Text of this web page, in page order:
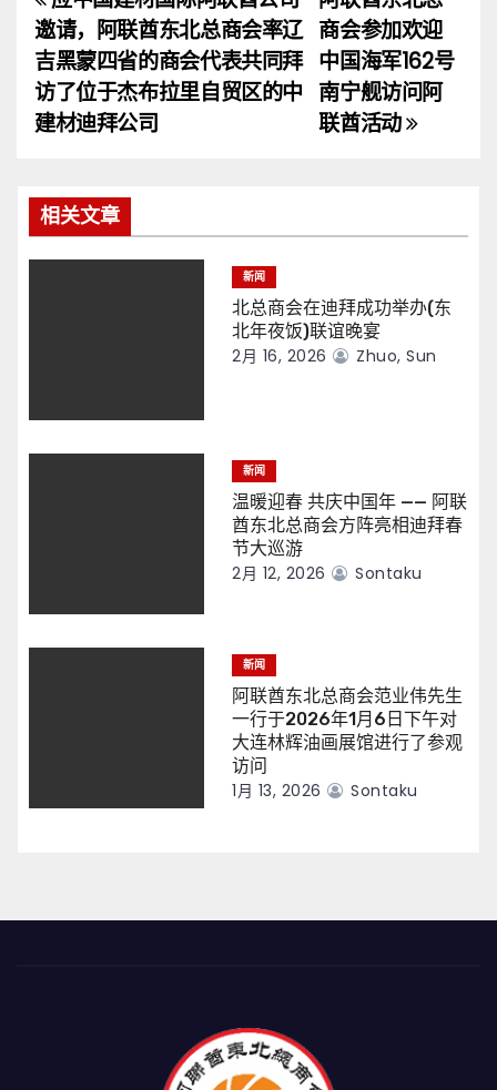
章
导
商会参加欢迎
中国海军162号
南宁舰访问阿
联酋活动
邀请，阿联酋东北总商会率辽
吉黑蒙四省的商会代表共同拜
访了位于杰布拉里自贸区的中
建材迪拜公司
相关文章
新闻
北总商会在迪拜成功举办(东
北年夜饭)联谊晚宴
2月 16, 2026 Zhuo, Sun
新闻
温暖迎春 共庆中国年 —— 阿联
酋东北总商会方阵亮相迪拜春
节大巡游
2月 12, 2026 Sontaku
新闻
阿联酋东北总商会范业伟先生
一行于2026年1月6日下午对
大连林辉油画展馆进行了参观
访问
1月 13, 2026 Sontaku